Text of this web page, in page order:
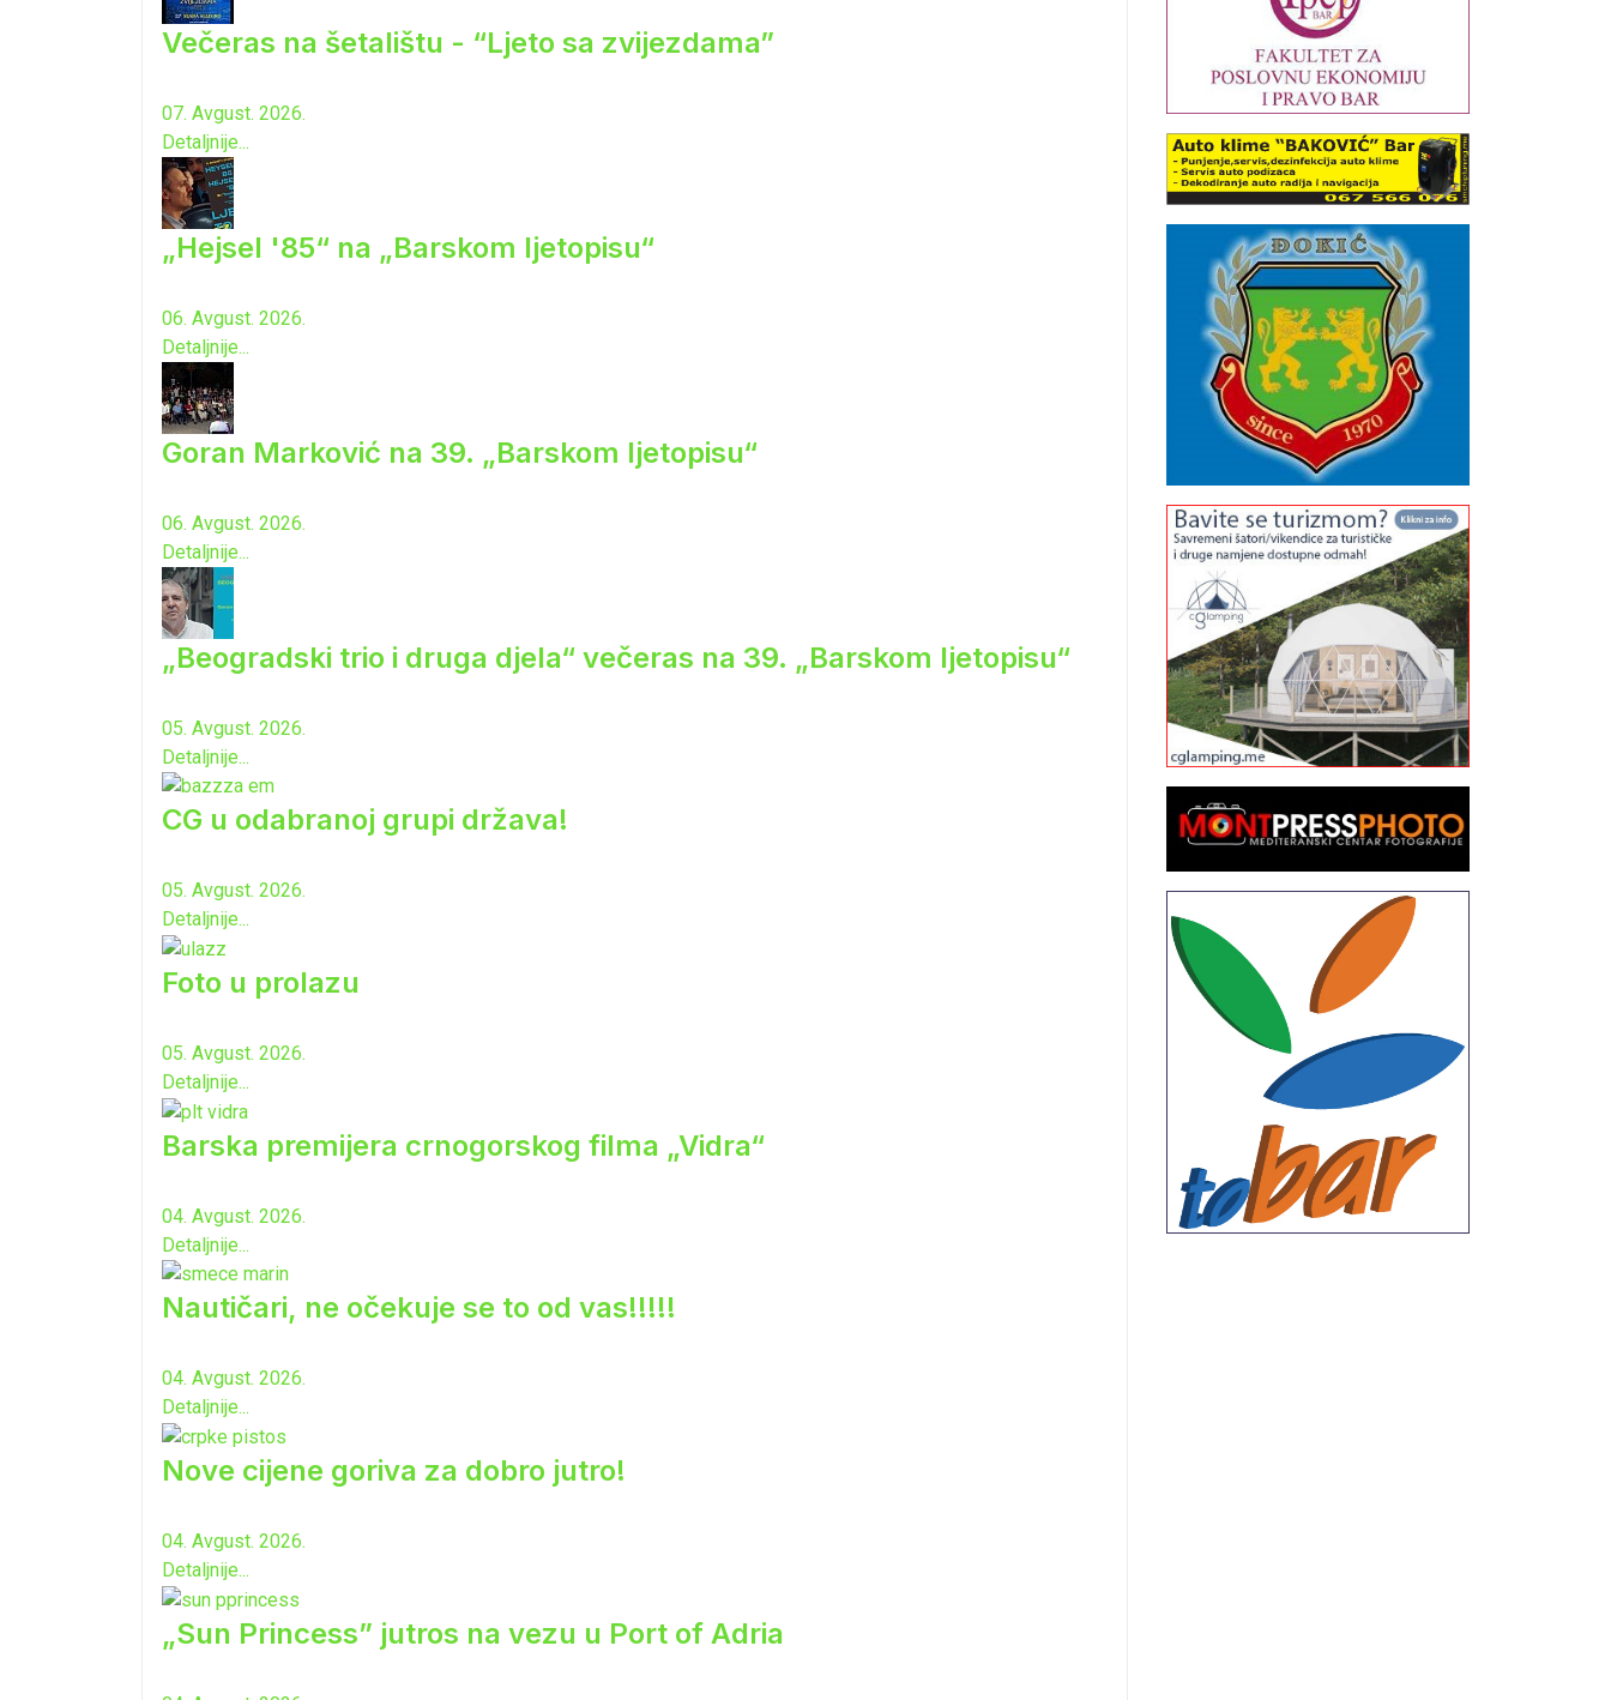
Večeras na šetalištu - “Ljeto sa zvijezdama”
07. Avgust. 2026.
Detaljnije...
„Hejsel '85“ na „Barskom ljetopisu“
06. Avgust. 2026.
Detaljnije...
Goran Marković na 39. „Barskom ljetopisu“
06. Avgust. 2026.
Detaljnije...
„Beogradski trio i druga djela“ večeras na 39. „Barskom ljetopisu“
05. Avgust. 2026.
Detaljnije...
CG u odabranoj grupi država!
05. Avgust. 2026.
Detaljnije...
Foto u prolazu
05. Avgust. 2026.
Detaljnije...
Barska premijera crnogorskog filma „Vidra“
04. Avgust. 2026.
Detaljnije...
Nautičari, ne očekuje se to od vas!!!!!
04. Avgust. 2026.
Detaljnije...
Nove cijene goriva za dobro jutro!
04. Avgust. 2026.
Detaljnije...
„Sun Princess” jutros na vezu u Port of Adria